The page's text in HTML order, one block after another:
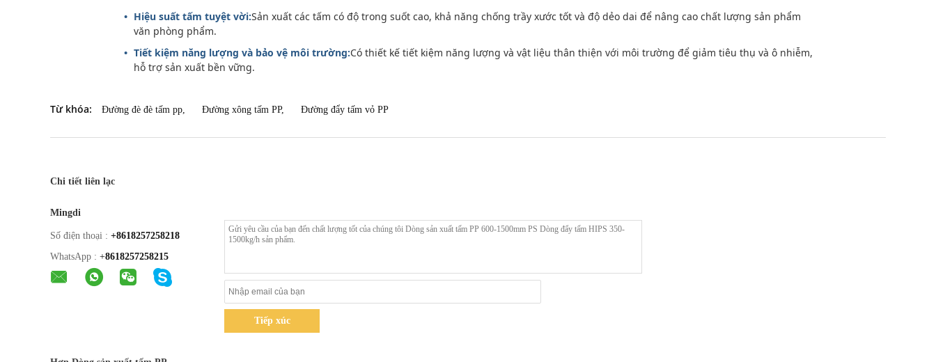
Hiệu suất tấm tuyệt vời:Sản xuất các tấm có độ trong suốt cao, khả năng chống trầy xước tốt và độ dẻo dai để nâng cao chất lượng sản phẩm
văn phòng phẩm.
Tiết kiệm năng lượng và bảo vệ môi trường:Có thiết kế tiết kiệm năng lượng và vật liệu thân thiện với môi trường để giảm tiêu thụ và ô nhiễm,
hỗ trợ sản xuất bền vững.
Từ khóa: Đường đè đè tấm pp, Đường xông tấm PP, Đường đẩy tấm vỏ PP
Chi tiết liên lạc
Mingdi
Số điện thoại : +8618257258218
WhatsApp : +8618257258215
Tiếp xúc